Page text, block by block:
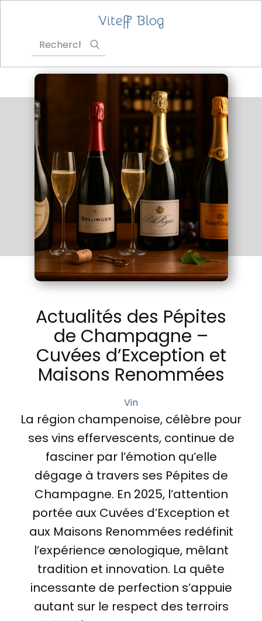
Viteff Blog
Actualités des Pépites
de Champagne –
Cuvées d’Exception et
Maisons Renommées
Vin
La région champenoise, célèbre pour
ses vins effervescents, continue de
fasciner par l’émotion qu’elle
dégage à travers ses Pépites de
Champagne. En 2025, l’attention
portée aux Cuvées d’Exception et
aux Maisons Renommées redéfinit
l’expérience œnologique, mêlant
tradition et innovation. La quête
incessante de perfection s’appuie
autant sur le respect des terroirs